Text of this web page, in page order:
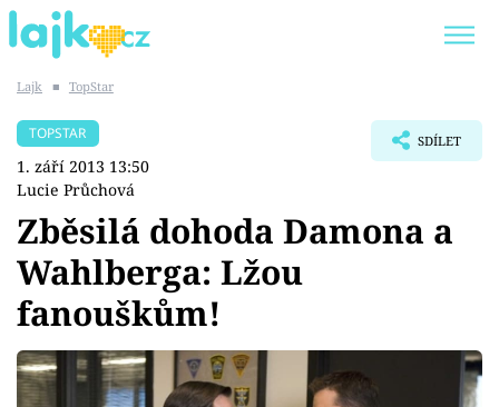
SHOPAHOLICADEL
Témata
Showbyznys
Youtubeři
Lajk ■ TopStar
TOPSTAR
1. září 2013 13:50
Lucie Průchová
SDÍLET
Zběsilá dohoda Damona a
Wahlberga: Lžou
fanouškům!